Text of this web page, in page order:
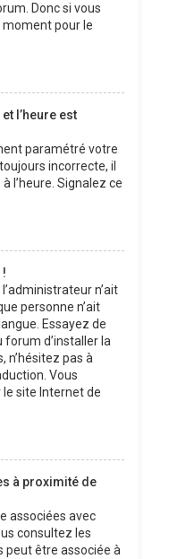
Donc si vous
moment pour le
l’heure est
paramétré votre
incorrecte, il
l’heure. Signalez ce
n’ait
personne n’ait
Essayez de
d’installer la
n’hésitez pas à
Vous
site Internet de
à proximité de
associées avec
consultez les
peut être associée à